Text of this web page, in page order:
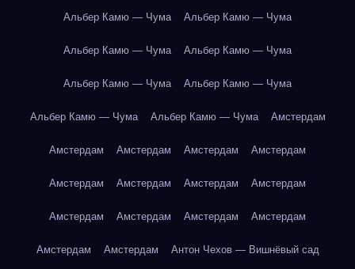
Альбер Камю — Чума Альбер Камю — Чума
Альбер Камю — Чума Альбер Камю — Чума
Альбер Камю — Чума Альбер Камю — Чума
Альбер Камю — Чума Альбер Камю — Чума Амстердам
Амстердам Амстердам Амстердам Амстердам
Амстердам Амстердам Амстердам Амстердам
Амстердам Амстердам Амстердам Амстердам
Амстердам Амстердам Антон Чехов — Вишнёвый сад